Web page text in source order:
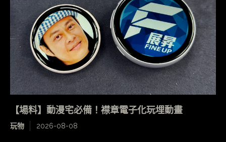
【場料】動漫宅必備！襟章電子化玩埋動畫
玩物 2026-08-08